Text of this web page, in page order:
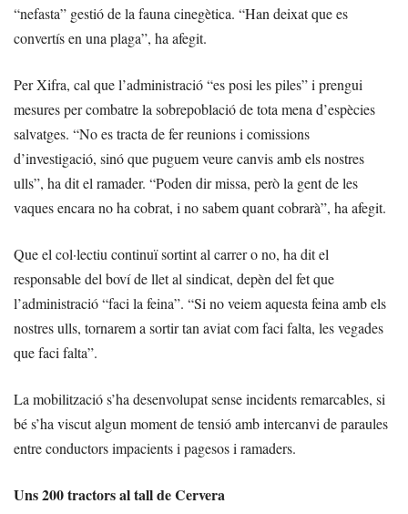
“nefasta” gestió de la fauna cinegètica. “Han deixat que es
convertís en una plaga”, ha afegit.
Per Xifra, cal que l’administració “es posi les piles” i prengui
mesures per combatre la sobrepoblació de tota mena d’espècies
salvatges. “No es tracta de fer reunions i comissions
d’investigació, sinó que puguem veure canvis amb els nostres
ulls”, ha dit el ramader. “Poden dir missa, però la gent de les
vaques encara no ha cobrat, i no sabem quant cobrarà”, ha afegit.
Que el col·lectiu continuï sortint al carrer o no, ha dit el
responsable del boví de llet al sindicat, depèn del fet que
l’administració “faci la feina”. “Si no veiem aquesta feina amb els
nostres ulls, tornarem a sortir tan aviat com faci falta, les vegades
que faci falta”.
La mobilització s’ha desenvolupat sense incidents remarcables, si
bé s’ha viscut algun moment de tensió amb intercanvi de paraules
entre conductors impacients i pagesos i ramaders.
Uns 200 tractors al tall de Cervera